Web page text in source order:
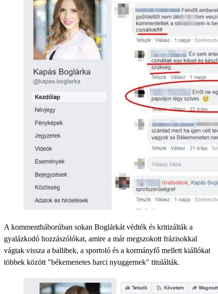
A kommentháborúban sokan Boglárkát védték és kritizálták a
gyalázkodó hozzászólókat, amire a már megszokott frázisokkal
vágtak vissza a ballibek, a sportoló és a kormányfő mellett kiállókat
többek között "békemenetes harci nyuggernek" titulálták.